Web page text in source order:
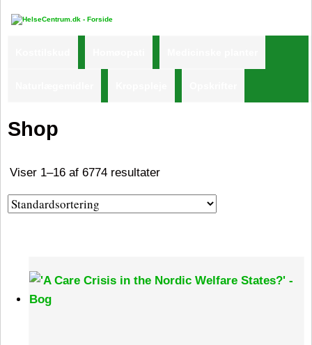
Shop
Viser 1–16 af 6774 resultater